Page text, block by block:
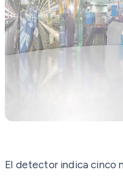
El detector indica cinco